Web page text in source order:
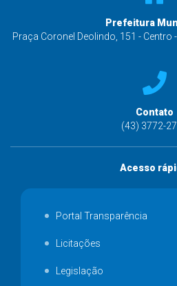
Prefeitura
Praça Coronel Deolindo, 151 -
Contato
(43) 3772-
Acesso
Portal Transparência
Licitações
Legislação